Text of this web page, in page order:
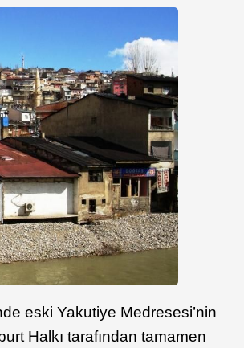
eski Yakutiye Medresesi’nin
Halkı tarafından tamamen